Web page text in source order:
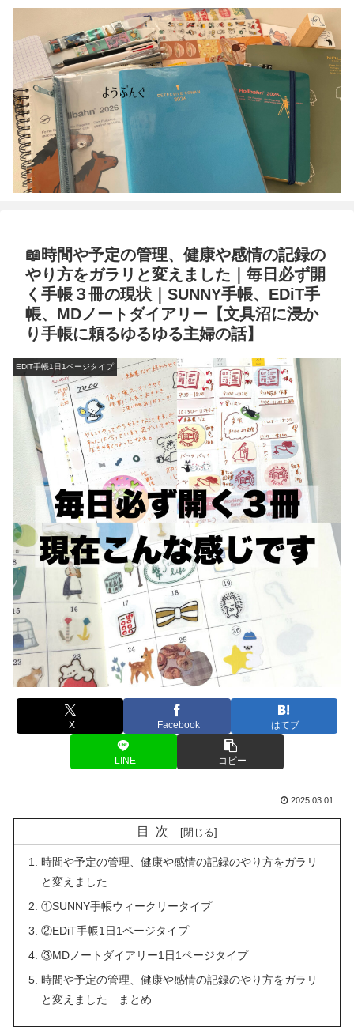
📖時間や予定の管理、健康や感情の記録の
やり方をガラリと変えました｜毎日必ず開
く手帳３冊の現状｜SUNNY手帳、EDiT手
帳、MDノートダイアリー【文具沼に浸か
り手帳に頼るゆるゆる主婦の話】
EDiT手帳1日1ページタイプ
X Facebook はてブ
LINE コピー
2025.03.01
目次
時間や予定の管理、健康や感情の記録のやり方をガラリ
と変えました
①SUNNY手帳ウィークリータイプ
②EDiT手帳1日1ページタイプ
③MDノートダイアリー1日1ページタイプ
時間や予定の管理、健康や感情の記録のやり方をガラリ
と変えました まとめ